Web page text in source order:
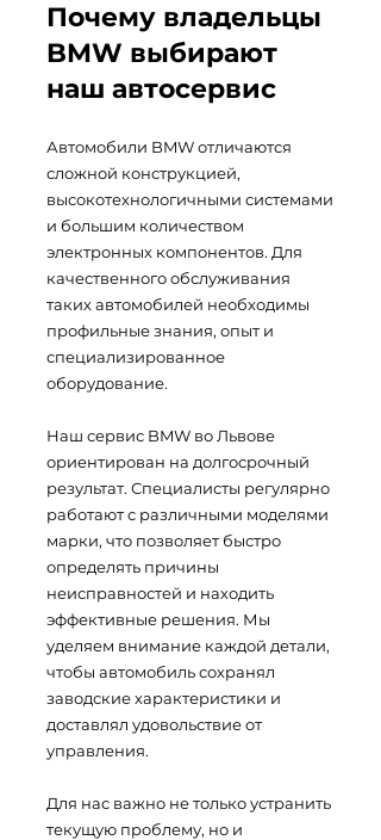
Почему владельцы
BMW выбирают
наш автосервис
Автомобили BMW отличаются
сложной конструкцией,
высокотехнологичными системами
и большим количеством
электронных компонентов. Для
качественного обслуживания
таких автомобилей необходимы
профильные знания, опыт и
специализированное
оборудование.
Наш сервис BMW во Львове
ориентирован на долгосрочный
результат. Специалисты регулярно
работают с различными моделями
марки, что позволяет быстро
определять причины
неисправностей и находить
эффективные решения. Мы
уделяем внимание каждой детали,
чтобы автомобиль сохранял
заводские характеристики и
доставлял удовольствие от
управления.
Для нас важно не только устранить
текущую проблему, но и